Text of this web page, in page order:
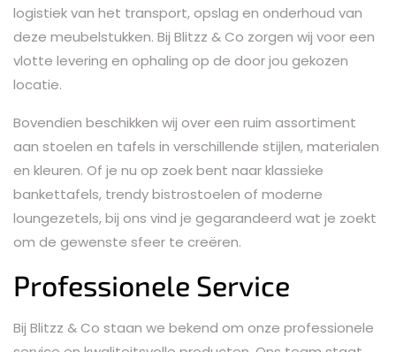
logistiek van het transport, opslag en onderhoud van
deze meubelstukken. Bij Blitzz & Co zorgen wij voor een
vlotte levering en ophaling op de door jou gekozen
locatie.
Bovendien beschikken wij over een ruim assortiment
aan stoelen en tafels in verschillende stijlen, materialen
en kleuren. Of je nu op zoek bent naar klassieke
bankettafels, trendy bistrostoelen of moderne
loungezetels, bij ons vind je gegarandeerd wat je zoekt
om de gewenste sfeer te creëren.
Professionele Service
Bij Blitzz & Co staan we bekend om onze professionele